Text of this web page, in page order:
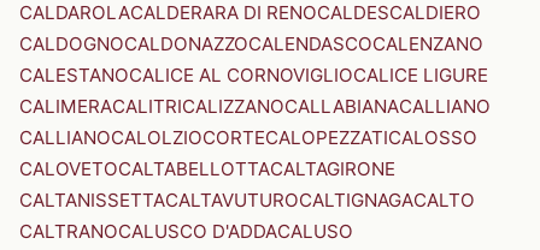
CALDAROLACALDERARA DI RENOCALDESCALDIERO
CALDOGNOCALDONAZZOCALENDASCOCALENZANO
CALESTANOCALICE AL CORNOVIGLIOCALICE LIGURE
CALIMERACALITRICALIZZANOCALLABIANACALLIANO
CALLIANOCALOLZIOCORTECALOPEZZATICALOSSO
CALOVETOCALTABELLOTTACALTAGIRONE
CALTANISSETTACALTAVUTUROCALTIGNAGACALTO
CALTRANOCALUSCO D'ADDACALUSO